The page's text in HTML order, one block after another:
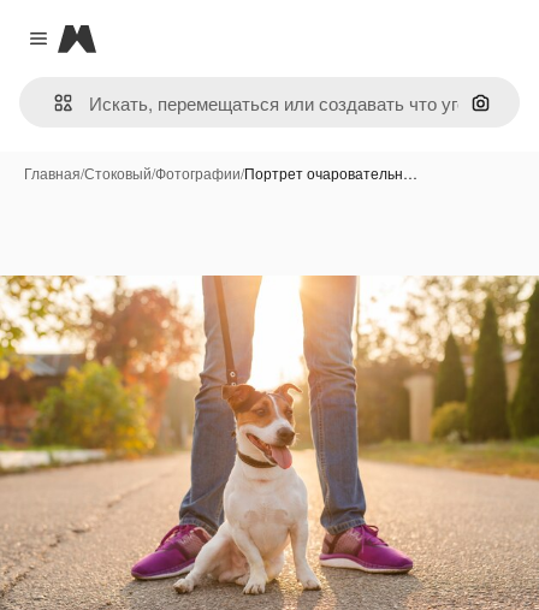
Close menu
Magnific
Поиск
Главная/Стоковый/Фотографии/Портрет очаровательн…